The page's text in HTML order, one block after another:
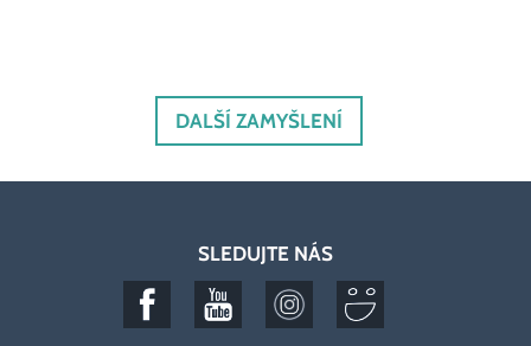
DALŠÍ ZAMYŠLENÍ
SLEDUJTE NÁS